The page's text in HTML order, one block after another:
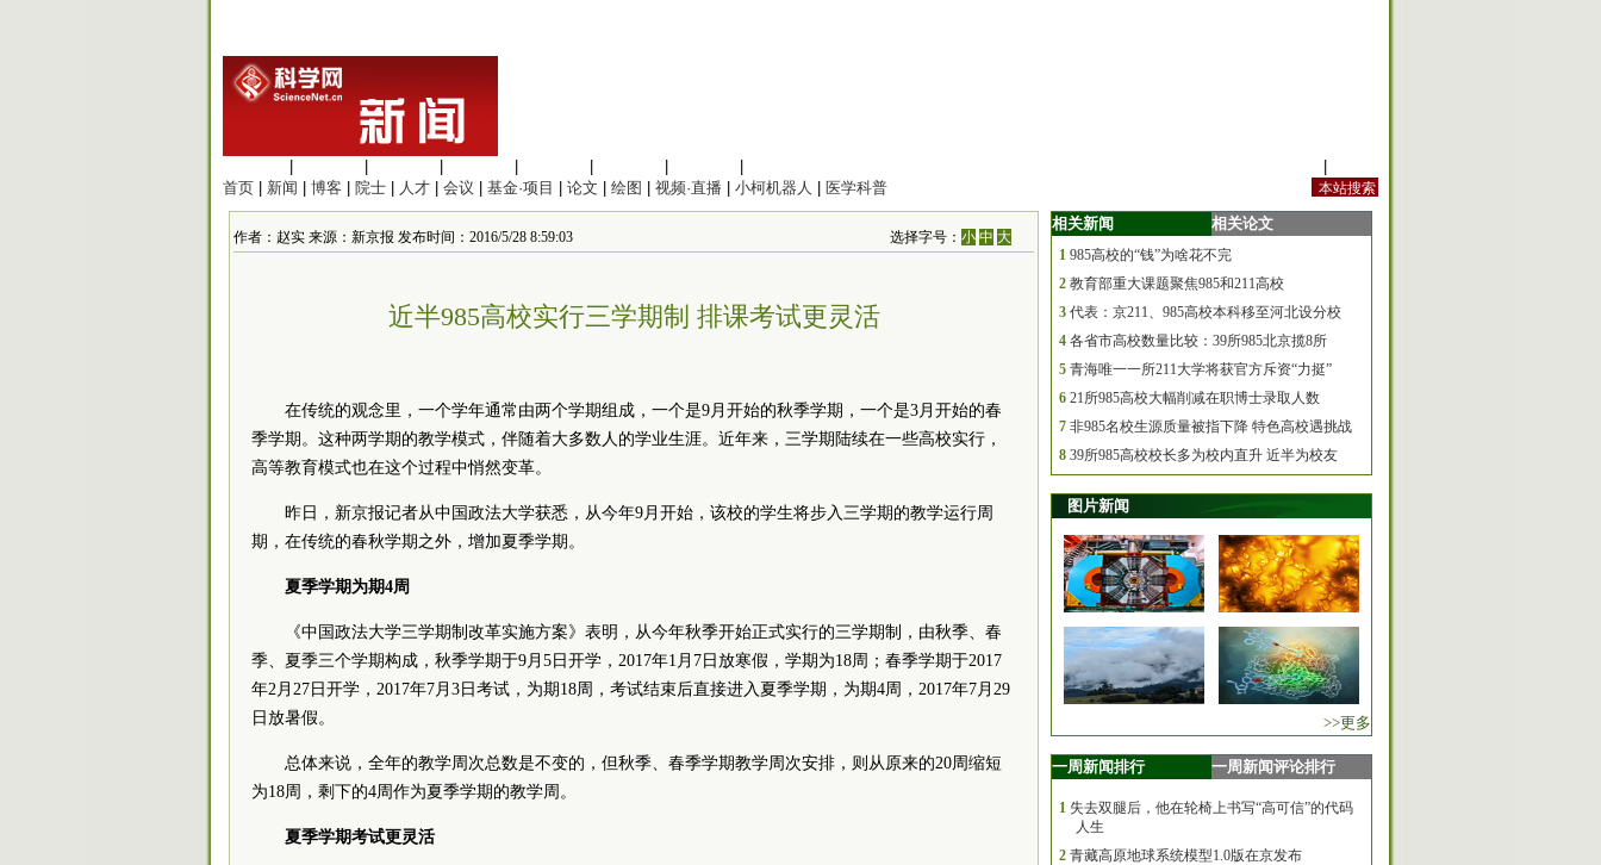
首页
新闻 博客 院士 人才 会议 基金·项目 论文 绘图 视频·直播 小柯机器人 医学科普
作者：赵实 来源：新京报 发布时间：2016/5/28 8:59:03 选择字号：小 中 大
近半985高校实行三学期制 排课考试更灵活
在传统的观念里，一个学年通常由两个学期组成，一个是9月开始的秋季学期，一个是3月开始的春
季学期。这种两学期的教学模式，伴随着大多数人的学业生涯。近年来，三学期陆续在一些高校实行，
高等教育模式也在这个过程中悄然变革。
昨日，新京报记者从中国政法大学获悉，从今年9月开始，该校的学生将步入三学期的教学运行周
期，在传统的春秋学期之外，增加夏季学期。
夏季学期为期4周
《中国政法大学三学期制改革实施方案》表明，从今年秋季开始正式实行的三学期制，由秋季、春
季、夏季三个学期构成，秋季学期于9月5日开学，2017年1月7日放寒假，学期为18周；春季学期于2017
年2月27日开学，2017年7月3日考试，为期18周，考试结束后直接进入夏季学期，为期4周，2017年7月29
日放暑假。
总体来说，全年的教学周次总数是不变的，但秋季、春季学期教学周次安排，则从原来的20周缩短
为18周，剩下的4周作为夏季学期的教学周。
夏季学期考试更灵活
相关新闻 相关论文
1 985高校的“钱”为啥花不完
2 教育部重大课题聚焦985和211高校
3 代表：京211、985高校本科移至河北设分校
4 各省市高校数量比较：39所985北京揽8所
5 青海唯一一所211大学将获官方斥资“力挺”
6 21所985高校大幅削减在职博士录取人数
7 非985名校生源质量被指下降 特色高校遇挑战
8 39所985高校校长多为校内直升 近半为校友
图片新闻
>>更多
一周新闻排行 一周新闻评论排行
1 失去双腿后，他在轮椅上书写“高可信”的代码
人生
2 青藏高原地球系统模型1.0版在京发布